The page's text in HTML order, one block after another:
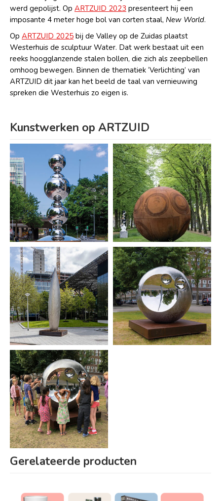
werd gepolijst. Op ARTZUID 2023 presenteert hij een
imposante 4 meter hoge bol van corten staal, New World.
Op ARTZUID 2025 bij de Valley op de Zuidas plaatst
Westerhuis de sculptuur Water. Dat werk bestaat uit een
reeks hoogglanzende stalen bollen, die zich als zeepbellen
omhoog bewegen. Binnen de thematiek ‘Verlichting’ van
ARTZUID dit jaar kan het beeld de taal van vernieuwing
spreken die Westerhuis zo eigen is.
Kunstwerken op ARTZUID
Gerelateerde producten